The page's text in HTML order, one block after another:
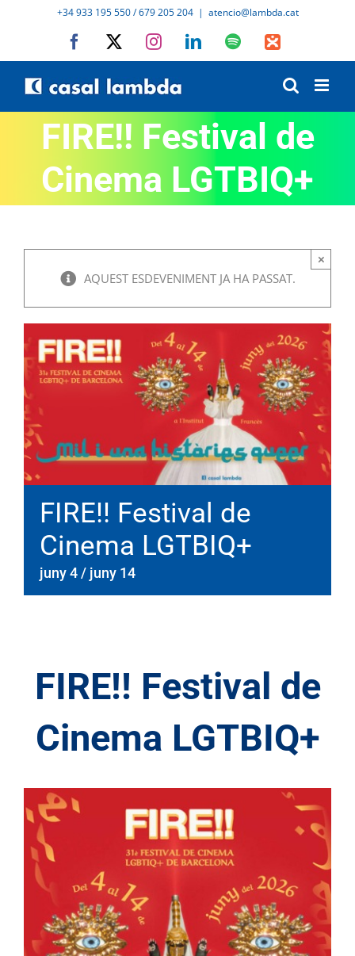
+34 933 195 550 / 679 205 204 | atencio@lambda.cat
Facebook InstagramLinkedInSpotifyIVoox
FIRE!! Festival de
Cinema LGTBIQ+
AQUEST ESDEVENIMENT JA HA PASSAT.
×
FIRE!! Festival de
Cinema LGTBIQ+
juny 4/ juny 14
FIRE!! Festival de
Cinema LGTBIQ+